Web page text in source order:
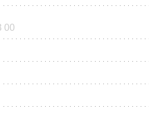
00